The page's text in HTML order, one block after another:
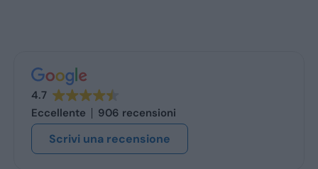
4.7
Eccellente
906 recensioni
Scrivi una recensione